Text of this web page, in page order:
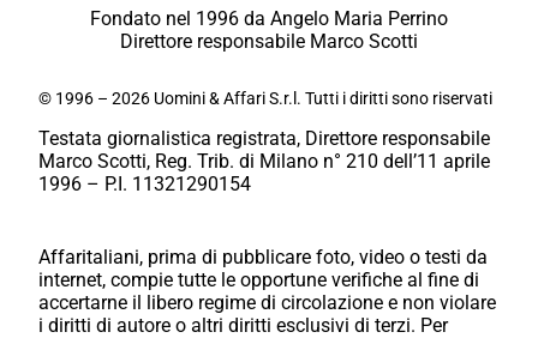
Fondato nel 1996 da Angelo Maria Perrino
Direttore responsabile Marco Scotti
© 1996 – 2026 Uomini & Affari S.r.l. Tutti i diritti sono riservati
Testata giornalistica registrata, Direttore responsabile
Marco Scotti, Reg. Trib. di Milano n° 210 dell’11 aprile
1996 – P.I. 11321290154
Affaritaliani, prima di pubblicare foto, video o testi da
internet, compie tutte le opportune verifiche al fine di
accertarne il libero regime di circolazione e non violare
i diritti di autore o altri diritti esclusivi di terzi. Per